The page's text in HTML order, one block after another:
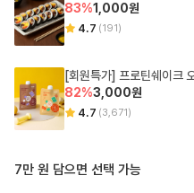
83%1,000원
4.7 (191)
[회원특가] 프로틴쉐이크
82%3,000원
4.7 (3,671)
7만 원 담으면 선택 가능